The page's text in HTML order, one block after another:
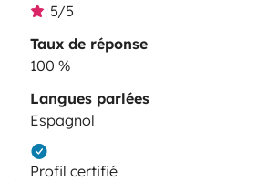
5/5
Taux de réponse
100 %
Langues parlées
Espagnol
Profil certifié